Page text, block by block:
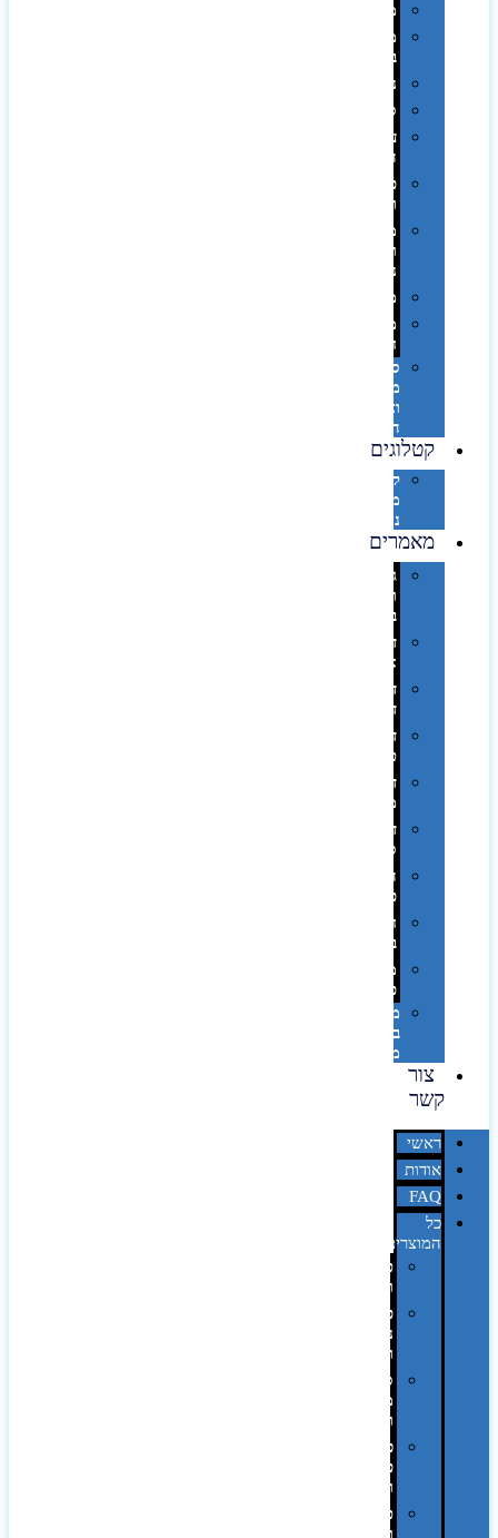
משחקים
מתנה
בפחית
נסיעות
ספורט
על
השולחן…
פינוק
וספא
מזוודות
ותיקי
נסיעות
מטריות
מוצרי
חוף
סביבת
מחשב
וציוד
היקפי
קטלוגים
קטלוג
מוצרי
נייר
מאמרים
גימורים
והשבחות
בדפוס
דפוס
אופסט
דפוס
דיגיטלי
דפוס
טמפון
דפוס
משי
דפוס
סובלימציה
הדפס
פרוצס
חריטה
בלייזר
מהו
פנטון?
מיתוג
באמצעות
מדבקות
צור
קשר
ראשי
אודות
FAQ
כל
המוצרים
טכנולוגיה
וגאדג'טים
פנאי,
נופש
ונסיעות
סביבת
משרד
ופרימיום
כלים,
פנסים
ורכב
טקסטיל
וחורף